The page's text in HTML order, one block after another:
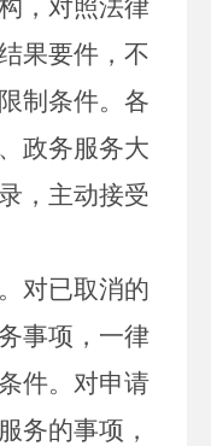
，对照法律
果要件，不
制条件。各
政务服务大
，主动接受
对已取消的
事项，一律
件。对申请
务的事项，